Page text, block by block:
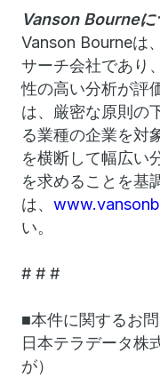
Vanson Bourneに
Vanson Bourneは
サーチ会社であり
性の高い分析が評
は、厳密な原則の
る業種の企業を対
を横断して幅広い
を求めることを基
は、
い。
# # #
■本件に関するお
日本テラデータ
が）